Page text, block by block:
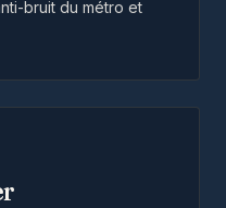
bruit du métro et